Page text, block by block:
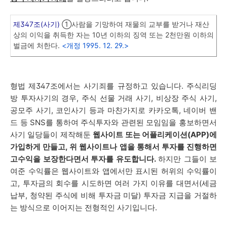
제347조(사기) ①사람을 기망하여 재물의 교부를 받거나 재산
상의 이익을 취득한 자는 10년 이하의 징역 또는 2천만원 이하의
벌금에 처한다. <개정 1995. 12. 29.>
형법 제347조에서는 사기죄를 규정하고 있습니다. 주식리딩
방 투자사기의 경우, 주식 선물 거래 사기, 비상장 주식 사기,
공모주 사기, 코인사기 등과 마찬가지로 카카오톡, 네이버 밴
드 등 SNS를 통하여 주식투자와 관련된 모임임을 홍보하면서
사기 일당들이 제작해둔 웹사이트 또는 어플리케이션(APP)에
가입하게 만들고, 위 웹사이트나 앱을 통해서 투자를 진행하면
고수익을 보장한다면서 투자를 유도합니다. 하지만 그들이 보
여준 수익률은 웹사이트와 앱에서만 표시된 허위의 수익률이
고, 투자금의 회수를 시도하면 여러 가지 이유를 대면서(세금
납부, 청약된 주식에 비해 투자금 미달) 투자금 지급을 거절하
는 방식으로 이어지는 전형적인 사기입니다.